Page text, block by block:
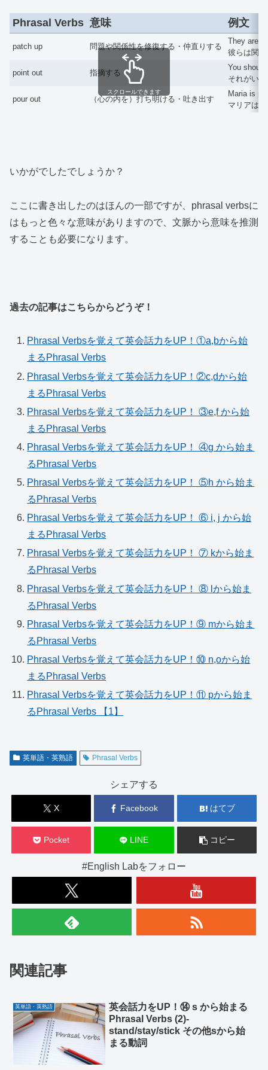
Phrasal Verbs 意味 例文
patch up 問題や関係性を修復する・仲直りする
They are
彼らは関
point out 指摘する
You
それがい
pour out （心の内を）打ち明ける・吐き出す
Maria is
マリアは
スクロールできます
いかがでしたでしょうか？
ここに書き出したのはほんの一部ですが、phrasal verbsに
はもっと色々な意味がありますので、文脈から意味を推測
することも必要になります。
過去の記事はこちらからどうぞ！
Phrasal Verbsを覚えて英会話力をUP！①a,bから始
まるPhrasal Verbs
Phrasal Verbsを覚えて英会話力をUP！②c,dから始
まるPhrasal Verbs
Phrasal Verbsを覚えて英会話力をUP！ ③e,f から始
まるPhrasal Verbs
Phrasal Verbsを覚えて英会話力をUP！ ④g から始ま
るPhrasal Verbs
Phrasal Verbsを覚えて英会話力をUP！ ⑤h から始ま
るPhrasal Verbs
Phrasal Verbsを覚えて英会話力をUP！ ⑥ i, j から始
まるPhrasal Verbs
Phrasal Verbsを覚えて英会話力をUP！ ⑦ kから始ま
るPhrasal Verbs
Phrasal Verbsを覚えて英会話力をUP！ ⑧ lから始ま
るPhrasal Verbs
Phrasal Verbsを覚えて英会話力をUP！⑨ mから始ま
るPhrasal Verbs
Phrasal Verbsを覚えて英会話力をUP！⑩ n,oから始
まるPhrasal Verbs
Phrasal Verbsを覚えて英会話力をUP！⑪ pから始ま
るPhrasal Verbs 【1】
英単語・英熟語 Phrasal Verbs
シェアする
X Facebook はてブ
Pocket LINE コピー
#English Labをフォロー
関連記事
英単語・英熟語
英会話力をUP！⑭ s から始まる
Phrasal Verbs (2)-
stand/stay/stick その他sから始
まる動詞